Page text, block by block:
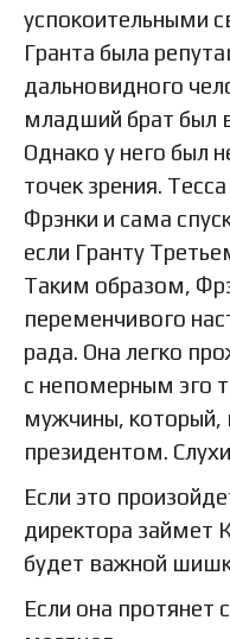
успокоительными
Гранта была
дальновидного
младший брат был
Однако у него был
точек зрения.
Фрэнки и сама
если Гранту
Таким образом,
переменчивого
рада. Она легко
с непомерным эго
мужчины, который,
президентом.
Если это
директора займет
будет важной
Если она